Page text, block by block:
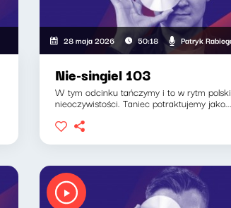
28 maja 2026 50:18 Patryk
Nie-singiel 103
W tym odcinku tańczymy i to w rytm
nieoczywistości. Taniec potraktujemy jako...